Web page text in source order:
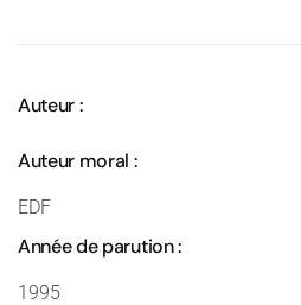
Auteur :
Auteur moral :
EDF
Année de parution :
1995